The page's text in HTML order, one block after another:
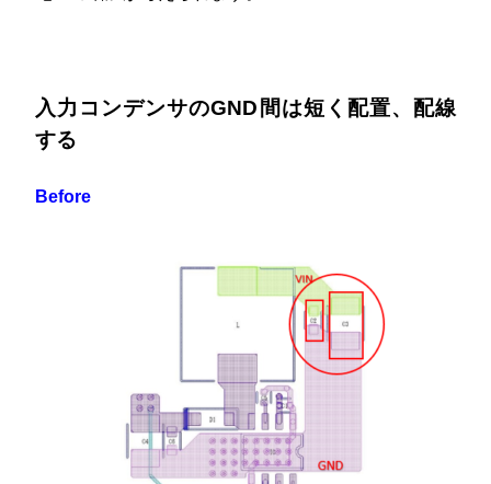
入力コンデンサのGND間は短く配置、配線
する
Before